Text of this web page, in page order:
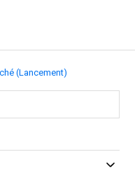
(Lancement)